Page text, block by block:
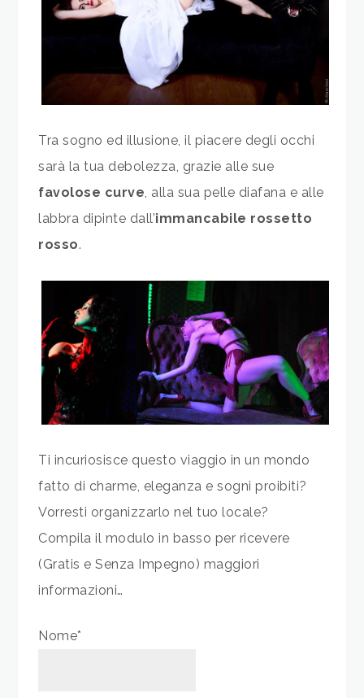
Tra sogno ed illusione, il piacere degli occhi
sarà la tua debolezza, grazie alle sue
favolose curve, alla sua pelle diafana e alle
labbra dipinte dall’immancabile rossetto
rosso.
Ti incuriosisce questo viaggio in un mondo
fatto di charme, eleganza e sogni proibiti?
Vorresti organizzarlo nel tuo locale?
Compila il modulo in basso per ricevere
(Gratis e Senza Impegno) maggiori
informazioni…
Nome*